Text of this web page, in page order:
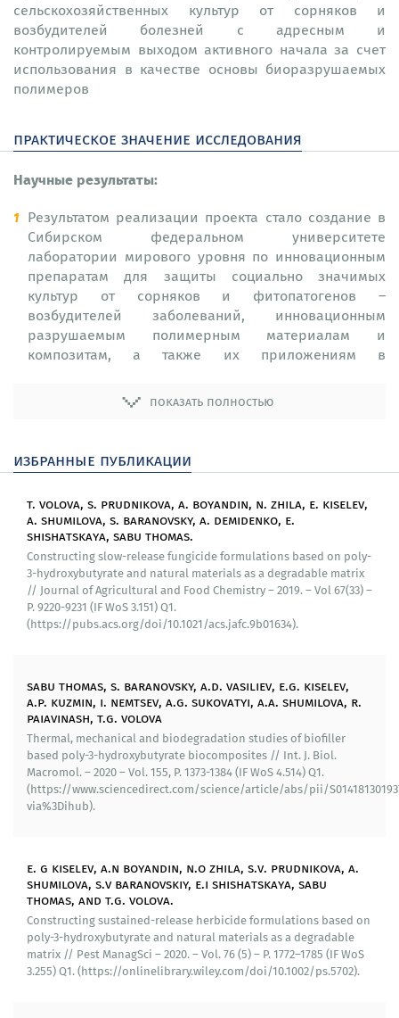
сельскохозяйственных культур от сорняков и
возбудителей болезней с адресным и
контролируемым выходом активного начала за счет
использования в качестве основы биоразрушаемых
полимеров
практическое значение исследования
Научные результаты:
Результатом реализации проекта стало создание в
Сибирском федеральном университете
лаборатории мирового уровня по инновационным
препаратам для защиты социально значимых
культур от сорняков и фитопатогенов –
возбудителей заболеваний, инновационным
разрушаемым полимерным материалам и
композитам, а также их приложениям в
биотехнологии, биоинженерии, материаловедению.
Результат реализован на решение научных проблем
эффективных и экологически безопасных средств
защиты культивируемых видов растений для
урожайности и снижения прессинга ксенобиотиков
на природные экосистемы и биосферу в целом.
Получены новые фундаментальные знания, которые
составили научную основу и обеспечили
разработку технологии конструирования и
применения пионерных пролонгированных и
микробных разрушаемых полимеров
полигидроксиалканоатов (ПГА).
Исходя из необходимости экономической
целесообразности создаваемых средств зашиты
растений, использовано два подхода – расширение
субстратных сценариев для биосинтеза
Разработаны новые технологии биосинтеза
полимеров с применением глицерина,
являющегося крупнотоннажным отходом
производства биодизеля, и гидролизатов
растительных отходов, что снижает затраты на
углеродный субстрат для получения ПГА в 2,0-2,5
раза по сравнению с ранее используемыми
показать полностью
избранные публикации
t. volova, s. prudnikova, a. boyandin, n. zhila, e. kiselev,
a. shumilova, s. baranovsky, a. demidenko, e.
shishatskaya, sabu thomas.
Constructing slow-release fungicide formulations based on poly-
3-hydroxybutyrate and natural materials as a degradable matrix
// Journal of Agricultural and Food Chemistry – 2019. – Vol 67(33) –
P. 9220-9231 (IF WoS 3.151) Q1.
(https://pubs.acs.org/doi/10.1021/acs.jafc.9b01634).
sabu thomas, s. baranovsky, a.d. vasiliev, e.g. kiselev,
a.p. kuzmin, i. nemtsev, a.g. sukovatyi, a.a. shumilova, r.
paiavinash, t.g. volova
Thermal, mechanical and biodegradation studies of biofiller
based poly-3-hydroxybutyrate biocomposites // Int. J. Biol.
Macromol. – 2020 – Vol. 155, P. 1373-1384 (IF WoS 4.514) Q1.
(https://www.sciencedirect.com/science/article/abs/pii/
via%3Dihub).
e. g kiselev, a.n boyandin, n.o zhila, s.v. prudnikova, a.
shumilova, s.v baranovskiy, e.i shishatskaya, sabu
thomas, and t.g. volova.
Constructing sustained-release herbicide formulations based on
poly-3-hydroxybutyrate and natural materials as a degradable
matrix // Pest ManagSci – 2020. – Vol. 76 (5) – P. 1772–1785 (IF WoS
3.255) Q1. (https://onlinelibrary.wiley.com/doi/10.1002/ps.5702).